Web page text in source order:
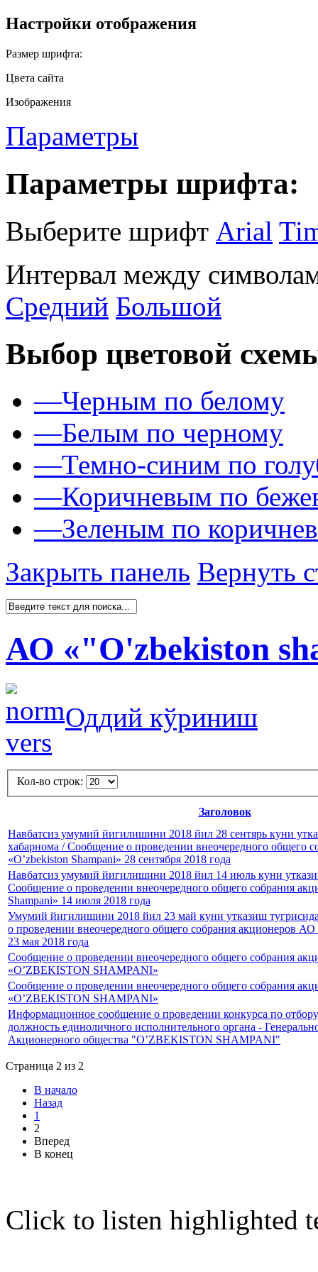
Настройки отображения
Размер шрифта:
Цвета сайта
Изображения
Параметры
Параметры шрифта:
Выберите шрифт Arial
Интервал между
Средний Большой
Выбор цветовой
—Черным по белому
—Белым по черному
—Темно-синим по
—Коричневым по
—Зеленым по
Закрыть панель Вернуть
АО «"O'zbekiston
Оддий кўриниш
Кол-во строк:
Заголовок
Навбатсиз умумий йигилишини 2018 йил 28 сентярь куни
хабарнома / Сообщение о проведении внеочередного общего
«O’zbekiston Shampani» 28 сентября 2018 года
Навбатсиз умумий йигилишини 2018 йил 14 июль куни
Сообщение о проведении внеочередного общего собрания
Shampani» 14 июля 2018 года
Умумий йигилишини 2018 йил 23 май куни утказиш
о проведении внеочередного общего собрания акционеров АО
23 мая 2018 года
Сообщение о проведении внеочередного общего собрания
«O’ZBEKISTON SHAMPANI»
Сообщение о проведении внеочередного общего собрания
«O’ZBEKISTON SHAMPANI»
Информационное сообщение о проведении конкурса по
должность единоличного исполнительного органа -
Акционерного общества "O’ZBEKISTON SHAMPANI"
Страница 2 из 2
В начало
Назад
1
2
Вперед
В конец
Click to listen highlighted